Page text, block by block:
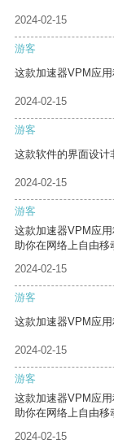
2024-02-15
游客
这款加速器VPM应用
2024-02-15
游客
这款软件的界面设计
2024-02-15
游客
这款加速器VPM应
助你在网络上自由移
2024-02-15
游客
这款加速器VPM应
2024-02-15
游客
这款加速器VPM应
助你在网络上自由移
2024-02-15